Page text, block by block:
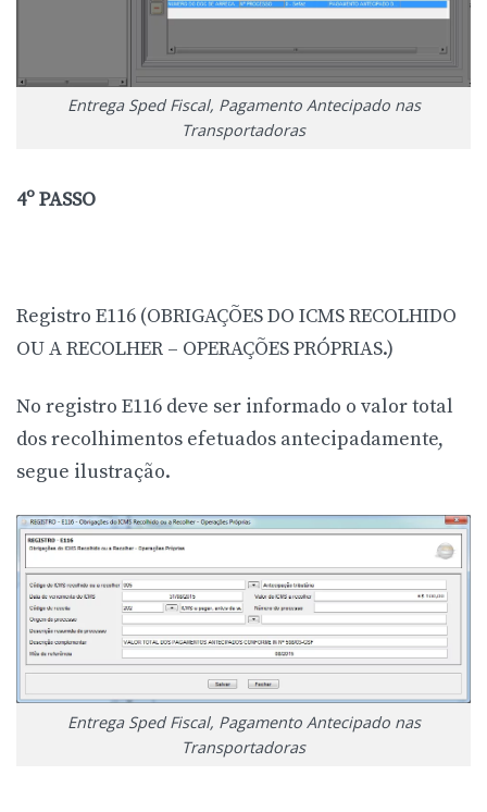
Entrega Sped Fiscal, Pagamento Antecipado nas
Transportadoras
4º PASSO
Registro E116 (OBRIGAÇÕES DO ICMS RECOLHIDO
OU A RECOLHER – OPERAÇÕES PRÓPRIAS.)
No registro E116 deve ser informado o valor total
dos recolhimentos efetuados antecipadamente,
segue ilustração.
Entrega Sped Fiscal, Pagamento Antecipado nas
Transportadoras